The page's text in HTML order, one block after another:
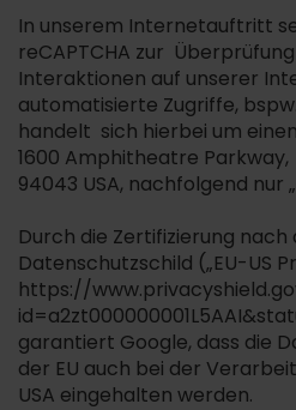
In unserem Internetauftritt
reCAPTCHA zur
Interaktionen auf unserer
automatisierte Zugriffe,
handelt sich hierbei um
1600 Amphitheatre Parkway,
94043 USA, nachfolgend nur
Durch die Zertifizierung nach
Datenschutzschild („EU-US
https://
garantiert Google, dass die
der EU auch bei der
USA eingehalten werden.